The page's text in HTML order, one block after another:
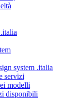
system .italia
servizi
modelli
disponibili